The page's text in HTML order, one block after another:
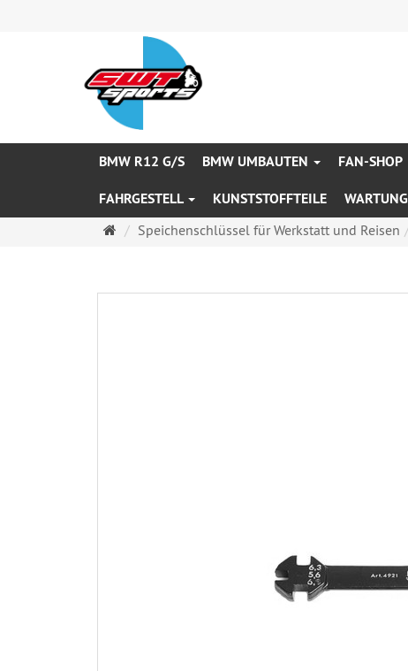
BMW R12 G/S BMW UMBAUTEN FAN-SHOP
FAHRGESTELL
KUNSTSTOFFTEILE WARTUNG
Startseite
Speichenschlüssel für Werkstatt und Reisen